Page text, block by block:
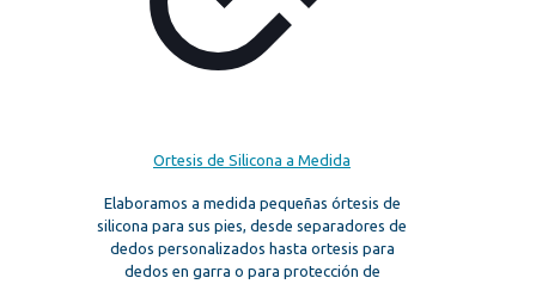
Ortesis de Silicona a Medida
Elaboramos a medida pequeñas órtesis de
silicona para sus pies, desde separadores de
dedos personalizados hasta ortesis para
dedos en garra o para protección de